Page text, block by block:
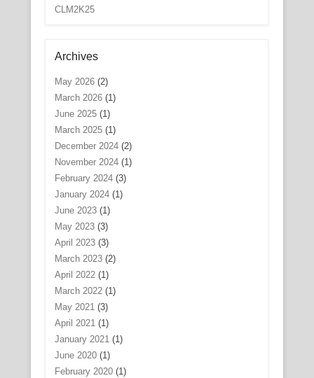
CLM2K25
Archives
May 2026(2)
March 2026(1)
June 2025(1)
March 2025(1)
December 2024(2)
November 2024(1)
February 2024(3)
January 2024(1)
June 2023(1)
May 2023(3)
April 2023(3)
March 2023(2)
April 2022(1)
March 2022(1)
May 2021(3)
April 2021(1)
January 2021(1)
June 2020(1)
February 2020(1)